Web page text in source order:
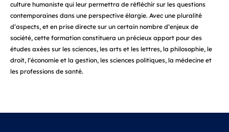
culture humaniste qui leur permettra de réfléchir sur les questions
contemporaines dans une perspective élargie. Avec une pluralité
d’aspects, et en prise directe sur un certain nombre d’enjeux de
société, cette formation constituera un précieux apport pour des
études axées sur les sciences, les arts et les lettres, la philosophie, le
droit, l’économie et la gestion, les sciences politiques, la médecine et
les professions de santé.